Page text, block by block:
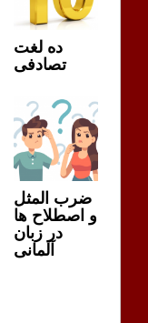
ده لغت
تصادفی
ضرب المثل
و اصطلاح ها
در زبان
آلمانی